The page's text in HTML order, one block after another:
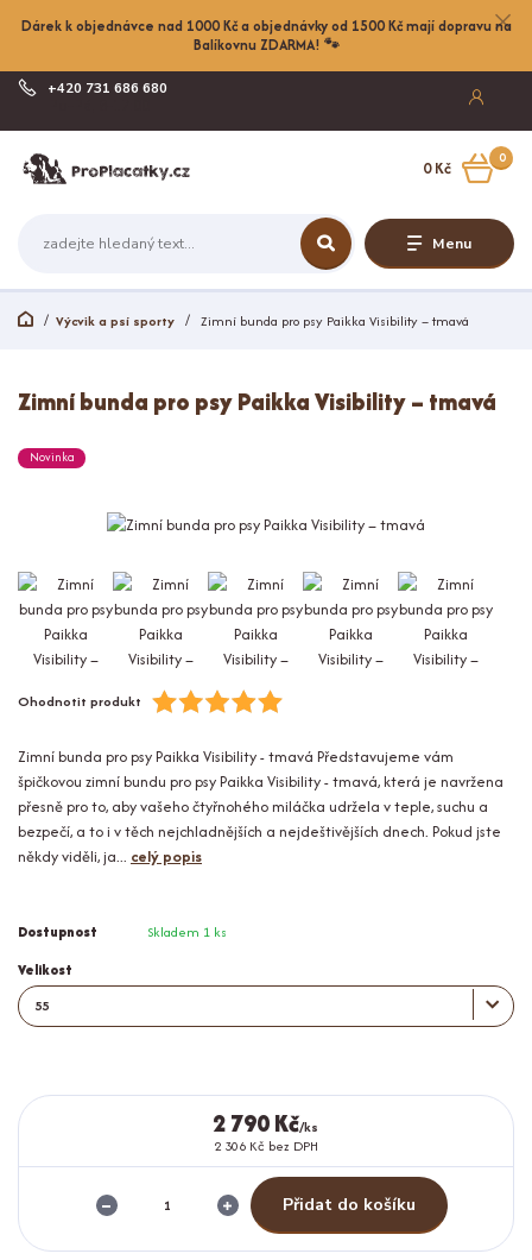
Dárek k objednávce nad 1000 Kč a objednávky od 1500 Kč mají dopravu na
Balíkovnu ZDARMA! 🐾
Menu
+420 731 686 680
0
0 Kč
Výcvik a psí sporty Zimní bunda pro psy Paikka Visibility – tmavá
Zimní bunda pro psy Paikka Visibility – tmavá
Novinka
Ohodnotit produkt
Zimní bunda pro psy Paikka Visibility - tmavá Představujeme vám
špičkovou zimní bundu pro psy Paikka Visibility - tmavá, která je navržena
přesně pro to, aby vašeho čtyřnohého miláčka udržela v teple, suchu a
bezpečí, a to i v těch nejchladnějších a nejdeštivějších dnech. Pokud jste
někdy viděli, ja... celý popis
Dostupnost Skladem 1 ks
Velikost
2 790 Kč/ks
2 306 Kč bez DPH
Přidat do košíku